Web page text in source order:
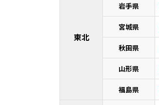
東北
岩手県
宮城県
秋田県
山形県
福島県